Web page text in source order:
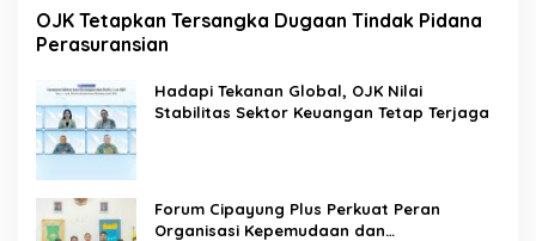
OJK Tetapkan Tersangka Dugaan Tindak Pidana
Perasuransian
Hadapi Tekanan Global, OJK Nilai
Stabilitas Sektor Keuangan Tetap Terjaga
Forum Cipayung Plus Perkuat Peran
Organisasi Kepemudaan dan